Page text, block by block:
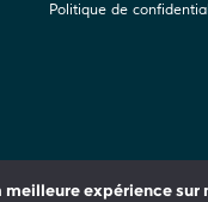
Politique de
expérience